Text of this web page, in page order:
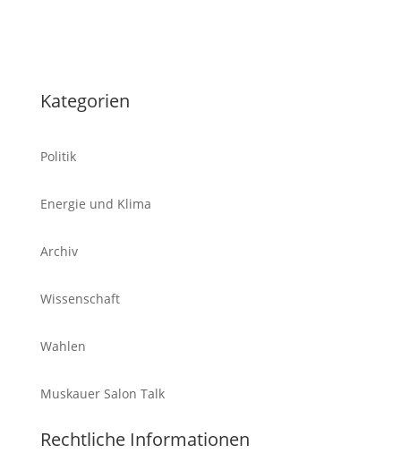
Kategorien
Politik
Energie und Klima
Archiv
Wissenschaft
Wahlen
Muskauer Salon Talk
Rechtliche Informationen